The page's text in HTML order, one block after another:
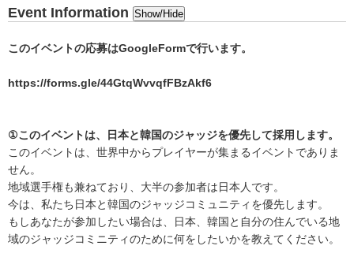
Event Information Show/Hide
このイベントの応募はGoogleFormで行います。
https://forms.gle/44GtqWvvqfFBzAkf6
①このイベントは、日本と韓国のジャッジを優先して採用します。
このイベントは、世界中からプレイヤーが集まるイベントでありま
せん。
地域選手権も兼ねており、大半の参加者は日本人です。
今は、私たち日本と韓国のジャッジコミュニティを優先します。
もしあなたが参加したい場合は、日本、韓国と自分の住んでいる地
域のジャッジコミニティのために何をしたいかを教えてください。